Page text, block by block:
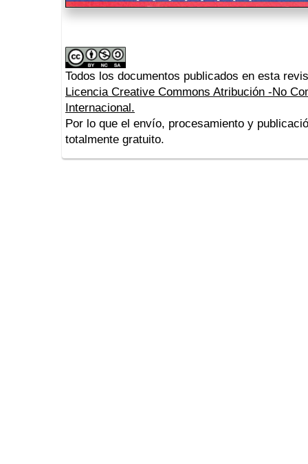
Todos los documentos publicados en esta
Licencia Creative Commons Atribución -No
Internacional.
Por lo que el envío, procesamiento y
totalmente gratuito.